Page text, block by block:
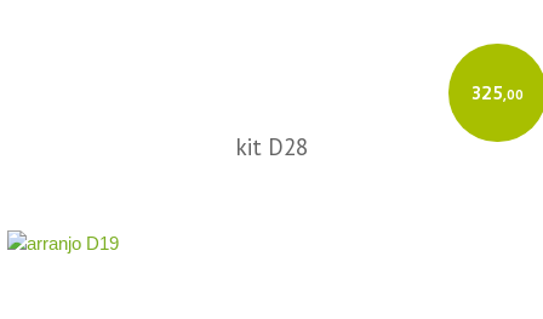
325,00
kit D28